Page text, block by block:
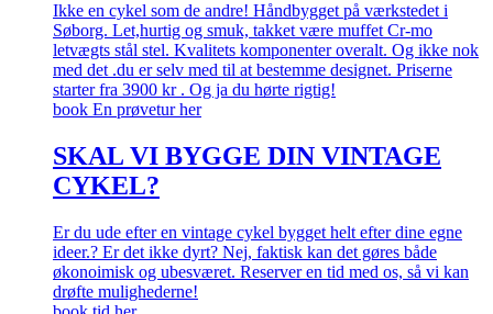
Ikke en cykel som de andre! Håndbygget på værkstedet i
Søborg. Let,hurtig og smuk, takket være muffet Cr-mo
letvægts stål stel. Kvalitets komponenter overalt. Og ikke nok
med det .du er selv med til at bestemme designet. Priserne
starter fra 3900 kr . Og ja du hørte rigtig!
book En prøvetur her
SKAL VI BYGGE DIN VINTAGE
CYKEL?
Er du ude efter en vintage cykel bygget helt efter dine egne
ideer.? Er det ikke dyrt? Nej, faktisk kan det gøres både
økonoimisk og ubesværet. Reserver en tid med os, så vi kan
drøfte mulighederne!